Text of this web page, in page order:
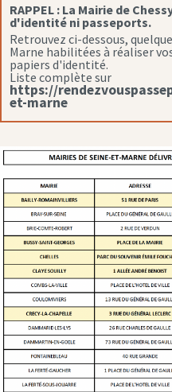
RAPPEL : La Mairie de
d'identité ni passeports.
Retrouvez ci-dessous,
Marne habilitées à réaliser
papiers d'identité.
Liste complète sur
https://
et-marne